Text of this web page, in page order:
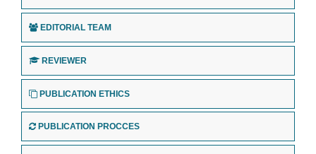
EDITORIAL TEAM
REVIEWER
PUBLICATION ETHICS
PUBLICATION PROCCES